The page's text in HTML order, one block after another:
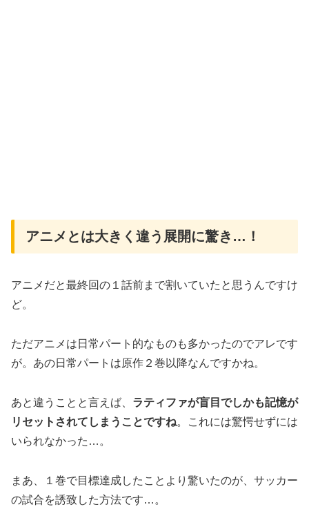
アニメとは大きく違う展開に驚き…！
アニメだと最終回の１話前まで割いていたと思うんですけ
ど。
ただアニメは日常パート的なものも多かったのでアレです
が。あの日常パートは原作２巻以降なんですかね。
あと違うことと言えば、 ラティファが盲目でしかも記憶が
リセットされてしまうことですね。これには驚愕せずには
いられなかった…。
まあ、１巻で目標達成したことより驚いたのが、サッカー
の試合を誘致した方法です…。